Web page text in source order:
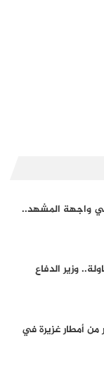
واجهة المشهد..
وزير الدفاع
من أمطار غزيرة في